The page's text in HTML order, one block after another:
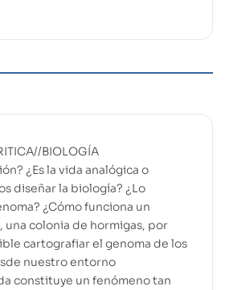
BIOLOGÍA
¿Es la vida analógica o
diseñar la biología? ¿Lo
¿Cómo funciona un
una colonia de hormigas, por
cartografiar el genoma de los
nuestro entorno
constituye un fenómeno tan